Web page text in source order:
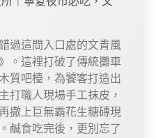
過這間入口處的文青風
。這裡打破了傳統攤車
質吧檯，為饕客打造出
打職人現場手工抹皮，
撒上巨無霸花生糖磚現
鹹食吃完後，更別忘了